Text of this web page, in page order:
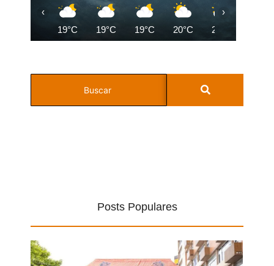
19°C 19°C 19°C 20°C 21°C
‹ ›
Posts Populares